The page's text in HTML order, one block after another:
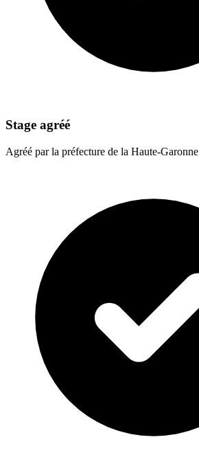
Stage agréé
Agréé par la préfecture de la Haute-Garonne